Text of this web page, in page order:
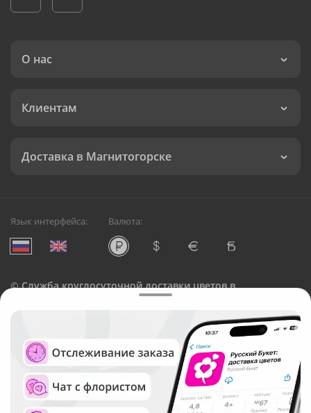
О нас
Клиентам
Доставка в Магнитогорске
Язык интерфейса: Валюта:
©Служба круглосуточной доставки цветов в
Русский Букет, 2026
Общество с ограниченной ответственностью «Технология»
ОГРН: 1195476081745, ИНН: 5410081997
Юридический адрес: г. Новосибирск, ул. Ипподромская,
д.42, оф. 3